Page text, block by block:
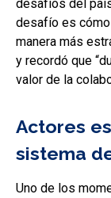
desafíos del
desafío es
manera más
y recordó que
valor de la
Actores
sistema
Uno de los